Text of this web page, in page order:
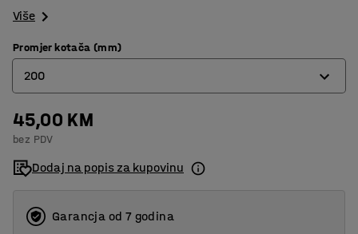
Više
Promjer kotača (mm)
200
200
260
400
45,00 KM
bez PDV
Dodaj na popis za kupovinu
Garancja od 7 godina